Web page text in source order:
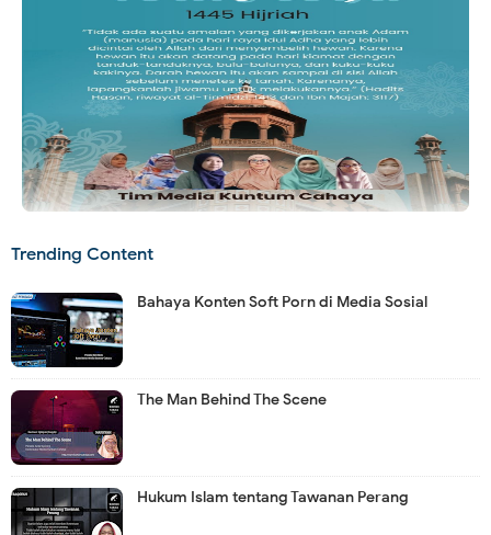
Trending Content
Bahaya Konten Soft Porn di Media Sosial
The Man Behind The Scene
Hukum Islam tentang Tawanan Perang